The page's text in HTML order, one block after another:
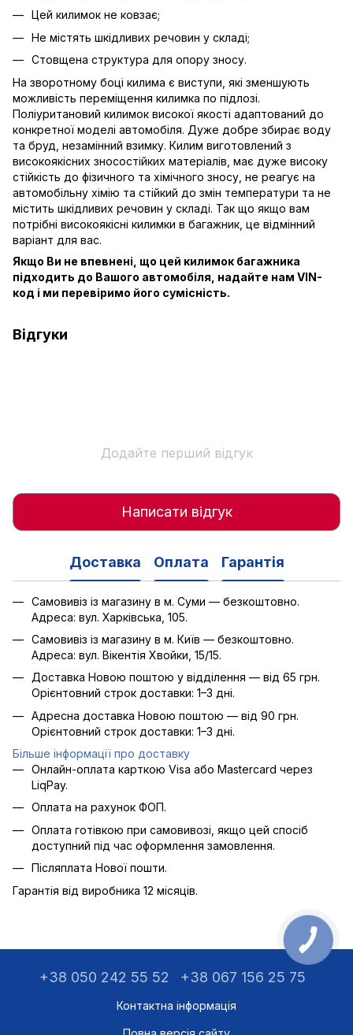
Цей килимок не ковзає;
Не містять шкідливих речовин у складі;
Стовщена структура для опору зносу.
На зворотному боці килима є виступи, які зменшують
можливість переміщення килимка по підлозі.
Поліуритановий килимок високої якості адаптований до
конкретної моделі автомобіля. Дуже добре збирає воду
та бруд, незамінний взимку. Килим виготовлений з
високоякісних зносостійких матеріалів, має дуже високу
стійкість до фізичного та хімічного зносу, не реагує на
автомобільну хімію та стійкий до змін температури та не
містить шкідливих речовин у складі. Так що якщо вам
потрібні високоякісні килимки в багажник, це відмінний
варіант для вас.
Якщо Ви не впевнені, що цей килимок багажника
підходить до Вашого автомобіля, надайте нам VIN-
код і ми перевіримо його сумісність.
Відгуки
Додайте перший відгук
Написати відгук
Доставка Оплата Гарантія
Самовивіз із магазину в м. Суми — безкоштовно.
Адреса: вул. Харківська, 105.
Самовивіз із магазину в м. Київ — безкоштовно.
Адреса: вул. Вікентія Хвойки, 15/15.
Доставка Новою поштою у відділення — від 65 грн.
Орієнтовний строк доставки: 1–3 дні.
Адресна доставка Новою поштою — від 90 грн.
Орієнтовний строк доставки: 1–3 дні.
Більше інформації про доставку
Онлайн-оплата карткою Visa або Mastercard через
LiqPay.
Оплата на рахунок ФОП.
Оплата готівкою при самовивозі, якщо цей спосіб
доступний під час оформлення замовлення.
Післяплата Нової пошти.
Гарантія від виробника 12 місяців.
+38 050 242 55 52 +38 067 156 25 75
Контактна інформація